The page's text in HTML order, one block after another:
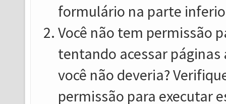
formulário na parte
Você não tem permissão
tentando acessar
você não deveria?
permissão para executar